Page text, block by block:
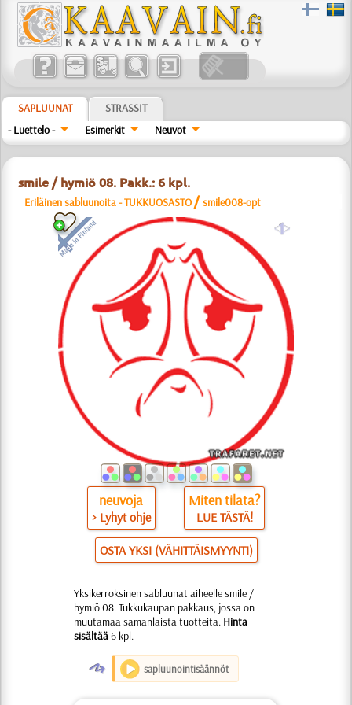
SAPLUUNAT
STRASSIT
- Luettelo -
Esimerkit Neuvot
smile / hymiö 08. Pakk.: 6 kpl.
Eriläinen sabluunoita - TUKKUOSASTO /smile008-opt
a
neuvoja
> Lyhyt ohje
Miten tilata?
LUE TÄSTÄ!
OSTA YKSI (VÄHITTÄISMYYNTI)
Yksikerroksinen sabluunat aiheelle smile /
hymiö 08. Tukkukaupan pakkaus, jossa on
muutamaa samanlaista tuotteita. Hinta
sisältää6 kpl.
O sapluunointisäännöt